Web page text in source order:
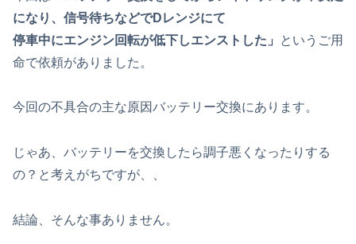
になり、信号待ちなどでDレンジにて
停車中にエンジン回転が低下しエンストした」
というご用
命で依頼がありました。
今回の不具合の主な原因バッテリー交換にあります。
じゃあ、バッテリーを交換したら調子悪くなったりする
の？と考えがちですが、、
結論、そんな事ありません。